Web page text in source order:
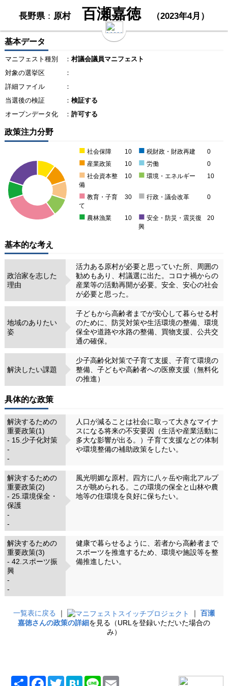
長野県： 原村 百瀬嘉徳 （2023年4月）
基本データ
マニフェスト種別 ： 村議会議員マニフェスト
対象の選挙区
：
詳細ファイル
：
当選後の検証
： 検証する
オープンデータ化
： 許可する
政策注力分野
■ 社会保障 10 ■ 税財政・財政再建 0
■ 産業政策 10 ■ 労働 0
■ 社会資本整
備
10 ■ 環境・エネルギー 10
■ 教育・子育
て
30 ■ 行政・議会改革 0
■ 農林漁業 10 ■ 安全・防災・震災復
興
20
基本的な考え
政治家を志した
理由
活力ある原村が必要と思っていた所、周囲の
勧めもあり、村議選に出た。コロナ禍からの
産業等の活動再開が必要。安全、安心の社会
が必要と思った。
地域のありたい
姿
子どもから高齢者までが安心して暮らせる村
のために、防災対策や生活環境の整備、環境
保全や道路や水路の整備、買物支援、公共交
通の確保。
解決したい課題
少子高齢化対策で子育て支援、子育て環境の
整備、子どもや高齢者への医療支援（無料化
の推進）
具体的な政策
解決するための
重要政策(1)
- 15.少子化対策
-
-
人口が減ることは社会に取って大きなマイナ
スになる将来の不安要因（生活や産業活動に
多大な影響が出る。）子育て支援などの体制
や環境整備の補助政策をしたい。
解決するための
重要政策(2)
- 25.環境保全・
保護
-
-
風光明媚な原村。四方に八ヶ岳や南北アルプ
スが眺められる。この環境の保全と山林や農
地等の住環境を良好に保ちたい。
解決するための
重要政策(3)
- 42.スポーツ振
興
-
-
健康で暮らせるように、若者から高齢者まで
スポーツを推進するため、環境や施設等を整
備推進したい。
一覧表に戻る ｜ ｜ 百瀬
嘉徳さんの政策の詳細を見る（URLを登録いただいた場合の
み）
共
Facebook
TwitterHatenaLine